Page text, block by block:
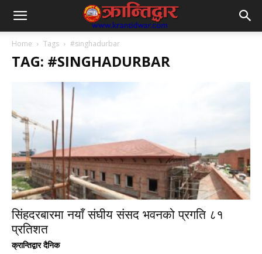
Home Tags #singhadurbar
TAG: #SINGHADURBAR
सिंहदरबारमा नयाँ संघीय संसद भवनको प्रगति ८१
प्रतिशत
क्रान्तिद्वार दैनिक